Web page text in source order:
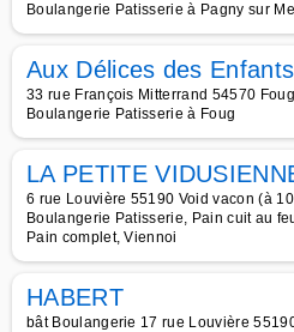
Boulangerie Patisserie à Pagny sur
Aux Délices des Enfants
33 rue François Mitterrand 54570
Boulangerie Patisserie à Foug
LA PETITE
6 rue Louvière 55190 Void vacon (à
Boulangerie Patisserie, Pain cuit au
Pain complet, Viennoi
HABERT
bât Boulangerie 17 rue Louvière